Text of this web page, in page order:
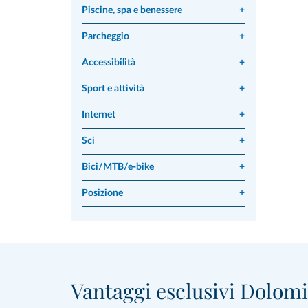
Piscine, spa e benessere +
Parcheggio +
Accessibilità +
Sport e attività +
Internet +
Sci +
Bici/MTB/e-bike +
Posizione +
Vantaggi esclusivi